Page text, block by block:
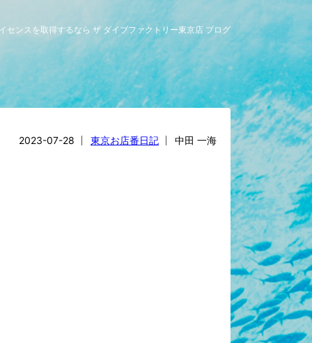
センスを取得するなら ザ ダイブファクトリー東京店 ブログ
2023-07-28 東京お店番日記 中田 一海